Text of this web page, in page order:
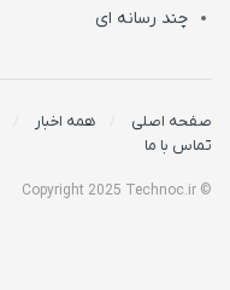
چند رسانه ای
صفحه اصلی همه اخبار
تماس با ما
© Copyright 2025 Technoc.ir